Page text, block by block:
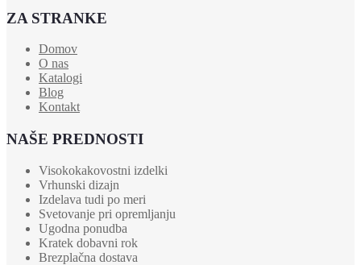
ZA STRANKE
Domov
O nas
Katalogi
Blog
Kontakt
NAŠE PREDNOSTI
Visokokakovostni izdelki
Vrhunski dizajn
Izdelava tudi po meri
Svetovanje pri opremljanju
Ugodna ponudba
Kratek dobavni rok
Brezplačna dostava